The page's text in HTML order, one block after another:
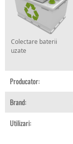
Colectare baterii
uzate
Producator:
Brand:
Utilizari: